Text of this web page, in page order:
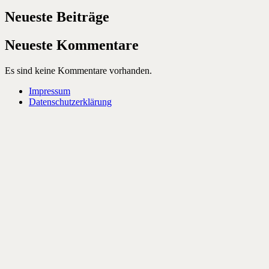
Neueste Beiträge
Neueste Kommentare
Es sind keine Kommentare vorhanden.
Impressum
Datenschutzerklärung